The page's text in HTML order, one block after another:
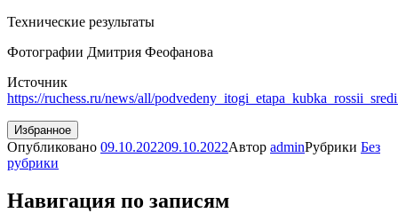
Технические результаты
Фотографии Дмитрия Феофанова
Источник
https://ruchess.ru/news/all/
Избранное
Опубликовано 09.10.202209.10.2022Автор adminРубрики Без
рубрики
Навигация по записям